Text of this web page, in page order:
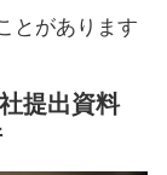
とがあります
提出資料